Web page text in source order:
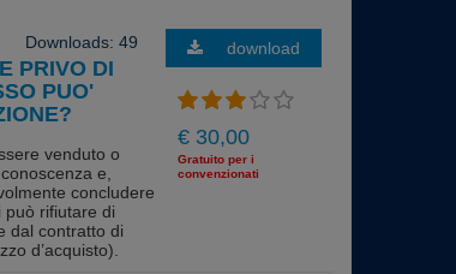
download
€ 30,00
Gratuito per i
convenzionati
Downloads: 49
PRIVO DI
PUO'
venduto o
e,
concludere
può rifiutare di
dal contratto di
d’acquisto).